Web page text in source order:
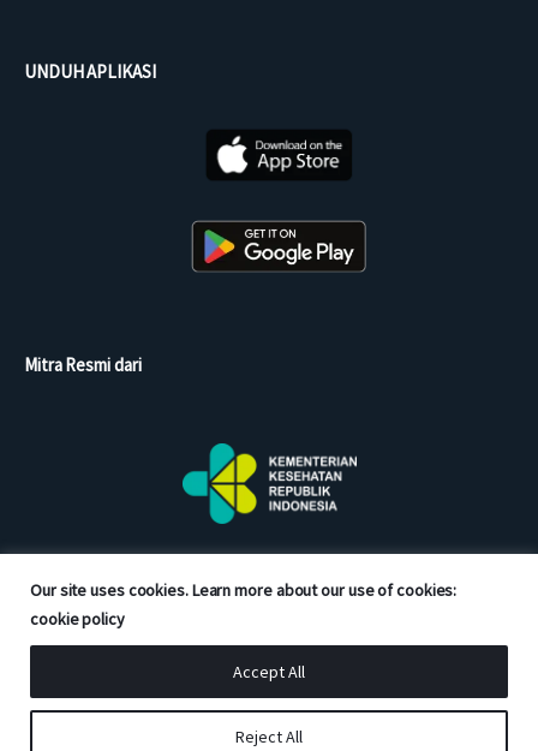
Our site uses cookies. Learn more about our use of cookies:
cookie policy
Reject All
Accept All
UNDUH APLIKASI
Mitra Resmi dari
Copyright © 2026 Good Doctor. All rights reserved.